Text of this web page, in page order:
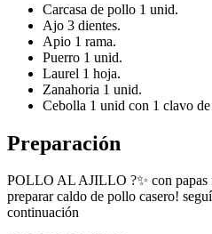
Carcasa de pollo 1 unid.
Ajo 3 dientes.
Apio 1 rama.
Puerro 1 unid.
Laurel 1 hoja.
Zanahoria 1 unid.
Cebolla 1 unid con 1 clavo
Preparación
POLLO AL AJILLO ?✨ con papas
preparar caldo de pollo casero!
continuación